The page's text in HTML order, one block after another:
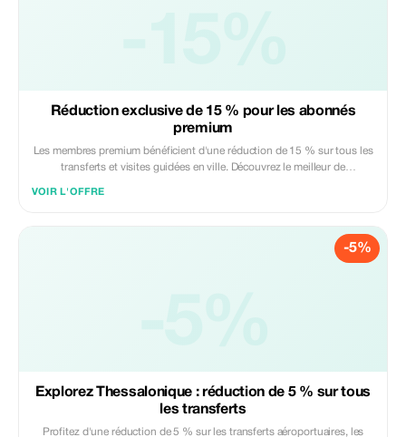
Réduction exclusive de 15 % pour les abonnés
premium
Les membres premium bénéficient d'une réduction de 15 % sur tous les
transferts et visites guidées en ville. Découvrez le meilleur de
VOIR L'OFFRE
-5%
Explorez Thessalonique : réduction de 5 % sur tous
les transferts
Profitez d'une réduction de 5 % sur les transferts aéroportuaires, les